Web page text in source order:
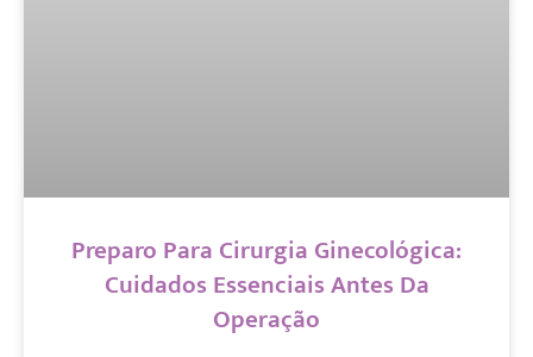
Preparo Para Cirurgia Ginecológica:
Cuidados Essenciais Antes Da
Operação